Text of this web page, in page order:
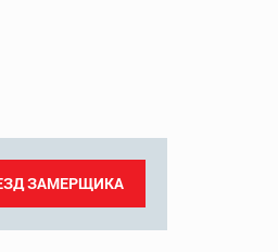
ЗАМЕРЩИКА